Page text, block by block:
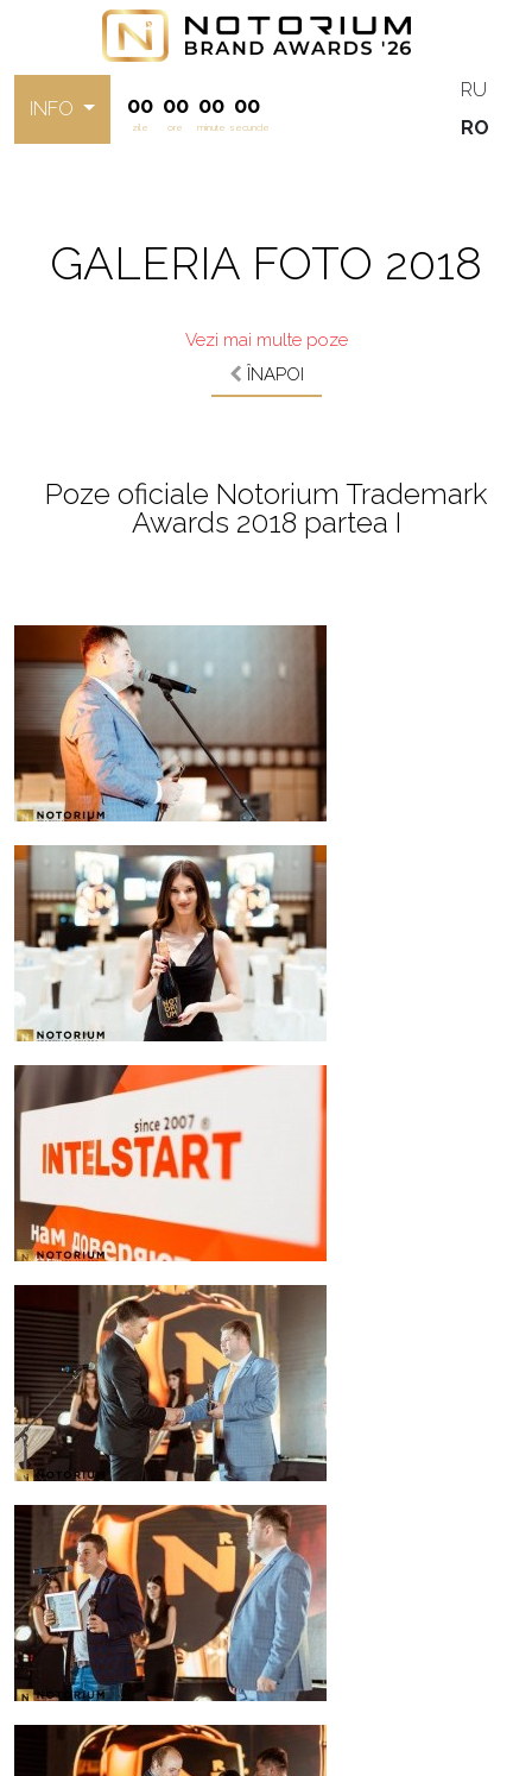
INFO 00
zile
00
ore
00
minute
00
secunde
RU
RO
GALERIA FOTO 2018
Vezi mai multe poze
ÎNAPOI
Poze oficiale Notorium Trademark
Awards 2018 partea I